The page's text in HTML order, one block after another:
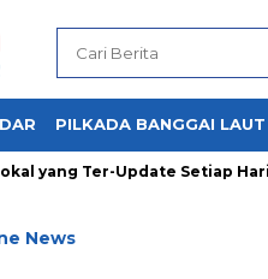
PILKADA BANGGAI
Ter-Update Setiap Hari di
News